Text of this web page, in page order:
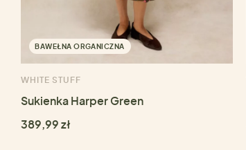
BAWEŁNA ORGANICZNA
WHITE STUFF
Sukienka Harper Green
389,99 zł